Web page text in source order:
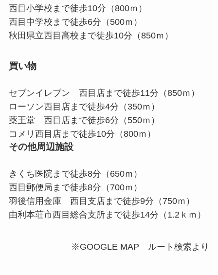
西目小学校まで徒歩10分（800ｍ）
西目中学校まで徒歩6分（500ｍ）
秋田県立西目高校まで徒歩10分（850ｍ）
買い物
セブンイレブン 西目店まで徒歩11分（850ｍ）
ローソン西目店まで徒歩4分（350ｍ）
薬王堂 西目店まで徒歩6分（550ｍ）
コメリ西目店まで徒歩10分（800ｍ）
その他周辺施設
きくち医院まで徒歩8分（650ｍ）
西目郵便局まで徒歩8分（700ｍ）
羽後信用金庫 西目支店まで徒歩9分（750ｍ）
由利本荘市西目総合支所まで徒歩14分（1.2ｋｍ）
※GOOGLE MAP ルート検索より